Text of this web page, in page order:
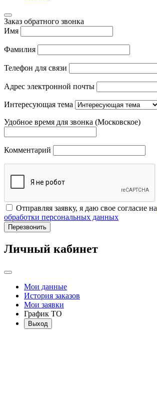
Заказ обратного звонка
Имя
Фамилия
Телефон для связи
Адрес электронной почты
Интересующая тема
Удобное время для звонка (Московское)
Комментарий
Отправляя заявку, я даю свое согласие на
обработки персональных данных
Перезвонить
Личный кабинет
Мои данные
История заказов
Мои заявки
График ТО
Выход